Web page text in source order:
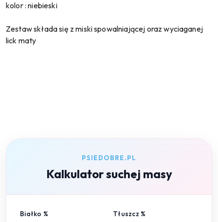
kolor : niebieski
Zestaw składa się z miski spowalniającej oraz wyciaganej
lick maty
PSIEDOBRE.PL
Kalkulator suchej masy
Białko % Tłuszcz %